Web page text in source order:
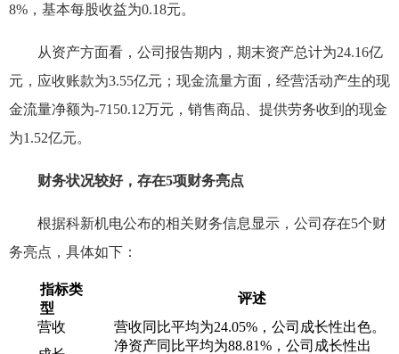
8%，基本每股收益为0.18元。
从资产方面看，公司报告期内，期末资产总计为24.16亿
元，应收账款为3.55亿元；现金流量方面，经营活动产生的现
金流量净额为-7150.12万元，销售商品、提供劳务收到的现金
为1.52亿元。
财务状况较好，存在5项财务亮点
根据科新机电公布的相关财务信息显示，公司存在5个财
务亮点，具体如下：
指标类
型
评述
营收
营收同比平均为24.05%，公司成长性出色。
净资产同比平均为88.81%，公司成长性出